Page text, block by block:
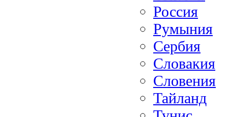
Россия
Румыния
Сербия
Словакия
Словения
Тайланд